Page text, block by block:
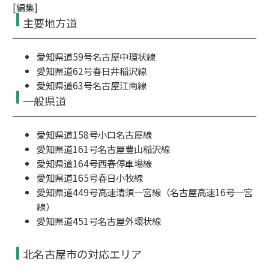
[編集]
主要地方道
愛知県道59号名古屋中環状線
愛知県道62号春日井稲沢線
愛知県道63号名古屋江南線
一般県道
愛知県道158号小口名古屋線
愛知県道161号名古屋豊山稲沢線
愛知県道164号西春停車場線
愛知県道165号春日小牧線
愛知県道449号高速清須一宮線 （名古屋高速16号一宮
線）
愛知県道451号名古屋外環状線
北名古屋市の対応エリア